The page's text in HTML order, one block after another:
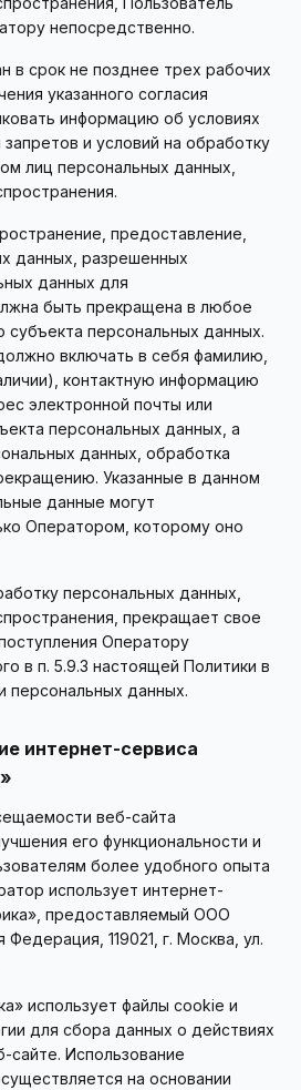
непосредственно.
в срок не позднее трех рабочих
указанного согласия
информацию об условиях
и условий на обработку
лиц персональных данных,
предоставление,
данных, разрешенных
данных для
быть прекращена в любое
персональных данных.
включать в себя фамилию,
контактную информацию
электронной почты или
персональных данных, а
данных, обработка
Указанные в данном
данные могут
Оператором, которому оно
персональных данных,
прекращает свое
Оператору
в п. 5.9.3 настоящей Политики в
персональных данных.
интернет-сервиса
веб-сайта
его функциональности и
более удобного опыта
использует интернет-
предоставляемый ООО
Федерация, 119021, г. Москва, ул.
использует файлы cookie и
для сбора данных о действиях
сайте. Использование
на основании